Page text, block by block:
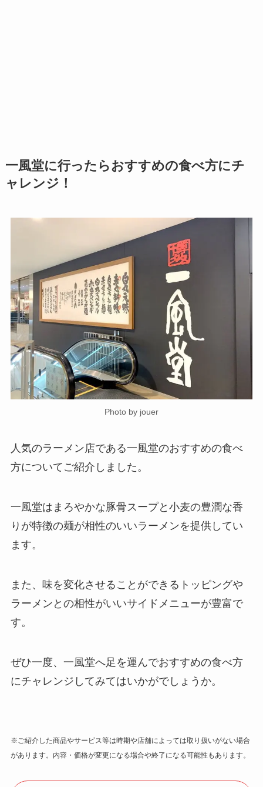
一風堂に行ったらおすすめの食べ方にチ
ャレンジ！
Photo by jouer
人気のラーメン店である一風堂のおすすめの食べ
方についてご紹介しました。
一風堂はまろやかな豚骨スープと小麦の豊潤な香
りが特徴の麺が相性のいいラーメンを提供してい
ます。
また、味を変化させることができるトッピングや
ラーメンとの相性がいいサイドメニューが豊富で
す。
ぜひ一度、一風堂へ足を運んでおすすめの食べ方
にチャレンジしてみてはいかがでしょうか。
※ご紹介した商品やサービス等は時期や店舗によっては取り扱いがない場合
があります。内容・価格が変更になる場合や終了になる可能性もあります。